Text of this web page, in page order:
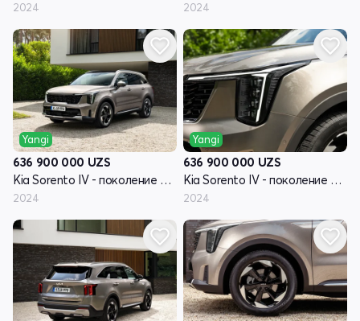
2024 2024
Yangi
636 900 000 UZS
Kia Sorento IV - поколение рестайлинг
2024
Yangi
636 900 000 UZS
Kia Sorento IV - поколение рестайлинг
2024